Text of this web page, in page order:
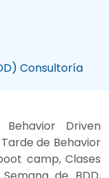
Consultoría
Driven
de Behavior
camp, Clases